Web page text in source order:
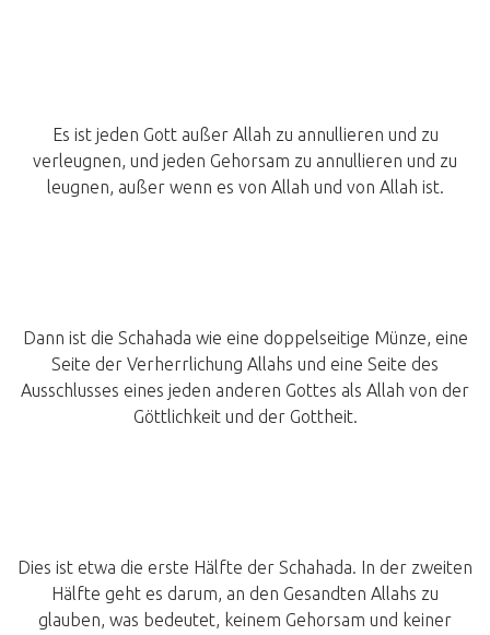
Es ist jeden Gott außer Allah zu annullieren und zu
verleugnen, und jeden Gehorsam zu annullieren und zu
leugnen, außer wenn es von Allah und von Allah ist.
Dann ist die Schahada wie eine doppelseitige Münze, eine
Seite der Verherrlichung Allahs und eine Seite des
Ausschlusses eines jeden anderen Gottes als Allah von der
Göttlichkeit und der Gottheit.
Dies ist etwa die erste Hälfte der Schahada. In der zweiten
Hälfte geht es darum, an den Gesandten Allahs zu
glauben, was bedeutet, keinem Gehorsam und keiner